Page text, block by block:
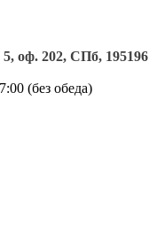
оф. 202, СПб, 195196
(без обеда)